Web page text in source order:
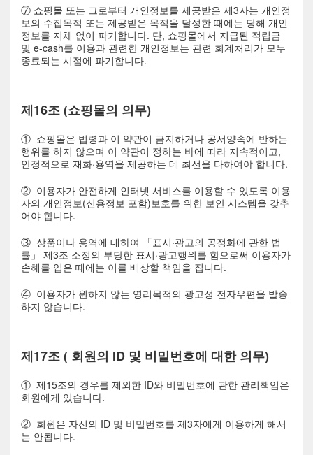
⑦ 쇼핑몰 또는 그로부터 개인정보를 제공받은 제3자는 개인정
보의 수집목적 또는 제공받은 목적을 달성한 때에는 당해 개인
정보를 지체 없이 파기합니다. 단, 쇼핑몰에서 지급된 적립금
및 e-cash를 이용과 관련한 개인정보는 관련 회계처리가 모두
종료되는 시점에 파기합니다.
제16조 (쇼핑몰의 의무)
① 쇼핑몰은 법령과 이 약관이 금지하거나 공서양속에 반하는
행위를 하지 않으며 이 약관이 정하는 바에 따라 지속적이고,
안정적으로 재화·용역을 제공하는 데 최선을 다하여야 합니다.
② 이용자가 안전하게 인터넷 서비스를 이용할 수 있도록 이용
자의 개인정보(신용정보 포함)보호를 위한 보안 시스템을 갖추
어야 합니다.
③ 상품이나 용역에 대하여 「표시·광고의 공정화에 관한 법
률」 제3조 소정의 부당한 표시·광고행위를 함으로써 이용자가
손해를 입은 때에는 이를 배상할 책임을 집니다.
④ 이용자가 원하지 않는 영리목적의 광고성 전자우편을 발송
하지 않습니다.
제17조 ( 회원의 ID 및 비밀번호에 대한 의무)
① 제15조의 경우를 제외한 ID와 비밀번호에 관한 관리책임은
회원에게 있습니다.
② 회원은 자신의 ID 및 비밀번호를 제3자에게 이용하게 해서
는 안됩니다.